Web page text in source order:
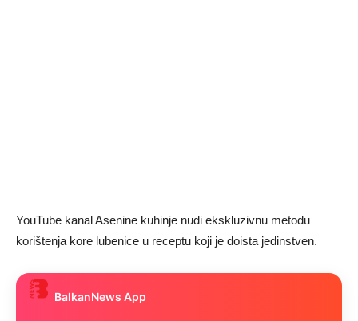
YouTube kanal Asenine kuhinje nudi ekskluzivnu metodu
korištenja kore lubenice u receptu koji je doista jedinstven.
BalkanNews App